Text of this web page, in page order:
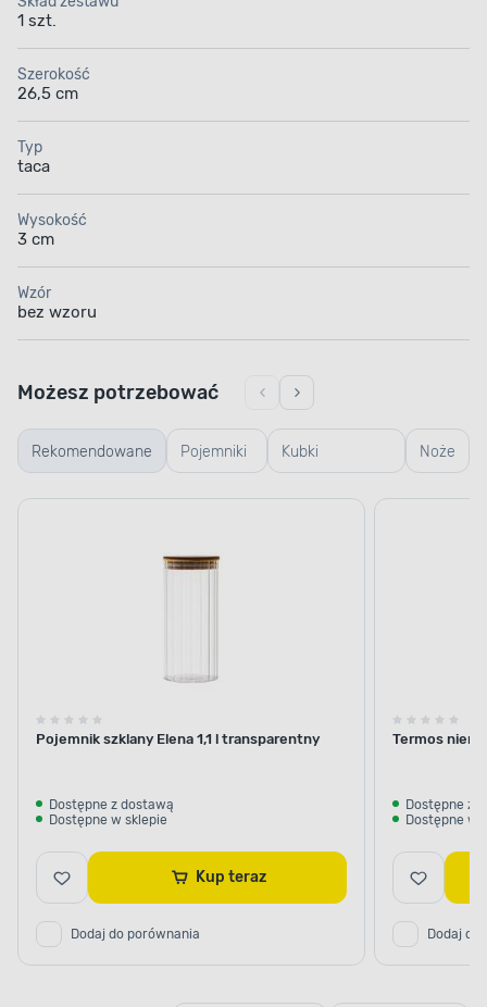
1 szt.
Szerokość
26,5 cm
Typ
taca
Wysokość
3 cm
Wzór
bez wzoru
Rekomendowane Pojemniki
szklane
Kubki
termiczne i
Noże
Możesz potrzebować
Pojemnik szklany Elena 1,1 l transparentny
Dostępne z dostawą
Dostępne w sklepie
Kup teraz
Dodaj do porównania
Termos
Dostępne z
Dostępne w
Dodaj do